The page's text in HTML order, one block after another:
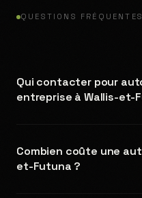
QUESTIONS FRÉQUENTES
Qui contacter pour
entreprise à Wallis-et-
Pacifique francophone
Wahuzue. Nous
Combien coûte une
et-Futuna ?